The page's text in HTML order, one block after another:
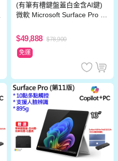
(有筆有槽鍵盤蓋白金含AI鍵)
微軟 Microsoft Surface Pro 11
G)石墨黑
$49,888 $78,900
免運